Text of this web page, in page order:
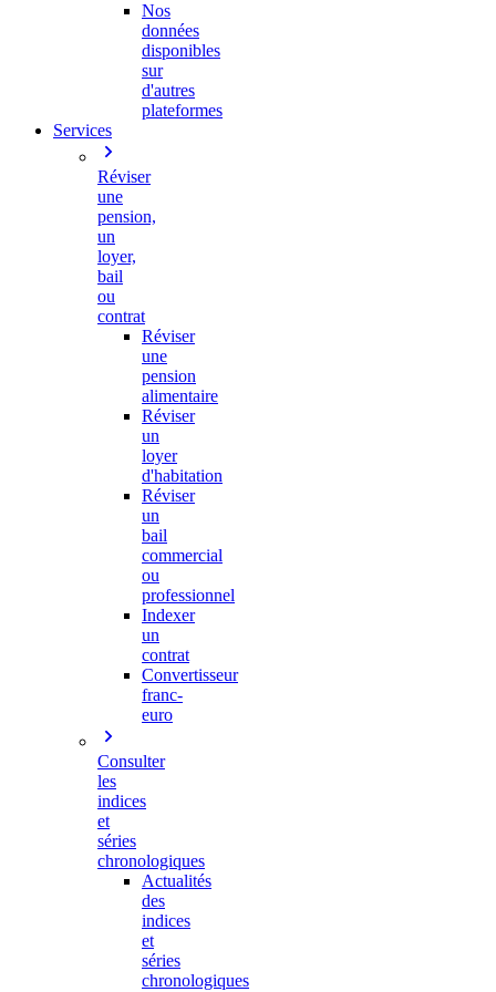
Nos
données
disponibles
sur
d'autres
plateformes
Services
Réviser
une
pension,
un
loyer,
bail
ou
contrat
Réviser
une
pension
alimentaire
Réviser
un
loyer
d'habitation
Réviser
un
bail
commercial
ou
professionnel
Indexer
un
contrat
Convertisseur
franc-
euro
Consulter
les
indices
et
séries
chronologiques
Actualités
des
indices
et
séries
chronologiques